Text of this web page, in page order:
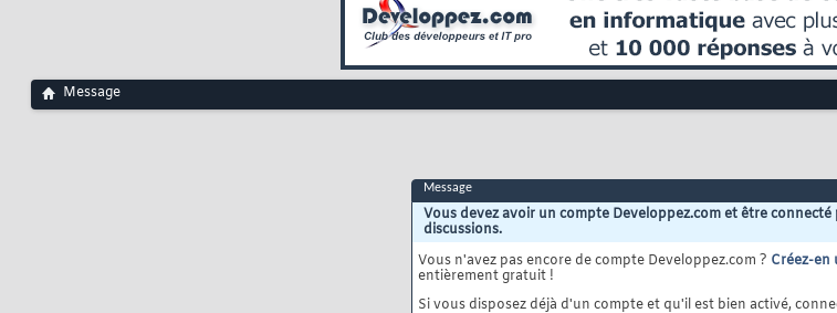
Message
Message
Vous devez avoir un compte Developpez.com et être
discussions.
Vous n'avez pas encore de compte Developpez.com ? Créez-en
entièrement gratuit !
Si vous disposez déjà d'un compte et qu'il est bien activé,